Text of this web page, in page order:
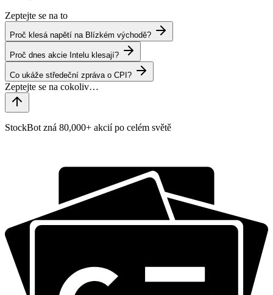
Zeptejte se na to
Proč klesá napětí na Blízkém východě?
Proč dnes akcie Intelu klesají?
Co ukáže středeční zpráva o CPI?
StockBot zná 80,000+ akcií po celém světě